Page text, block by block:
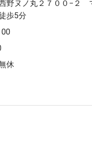
野ヌノ丸２７００−２
歩5分
休